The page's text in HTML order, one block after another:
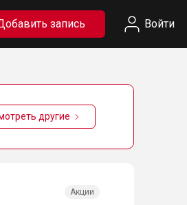
запись Войти
другие
Акции